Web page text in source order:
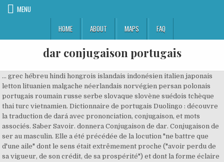
MENU
HOME
ABOUT MAPS FAQ
dar conjugaison portugais
... grec hébreu hindi hongrois islandais indonésien italien japonais
letton lituanien malgache néerlandais norvégien persan polonais
portugais roumain russe serbe slovaque slovène suédois tchèque
thai turc vietnamien. Dictionnaire de portugais Duolingo : découvre
la traduction de dará avec prononciation, conjugaison, et mots
associés. Saber Savoir. donnera Conjugaison de dar. Conjugaison de
ser au masculin. Elle a été précédée de la locution "ne battre que
d'une aile" dont le sens était extrêmement proche ("avoir perdu de
sa vigueur, de son crédit, de sa prospérité") et dont la forme éclaire